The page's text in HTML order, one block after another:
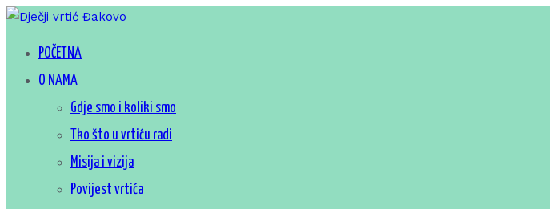
Skip
content
Dječji vrtić Đakovo
Za sretno djetinjstvo
POČETNA
O NAMA
Gdje smo i koliki smo
Tko što u vrtiću radi
Misija i vizija
Povijest vrtića